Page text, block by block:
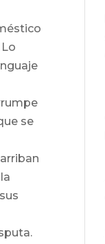
se